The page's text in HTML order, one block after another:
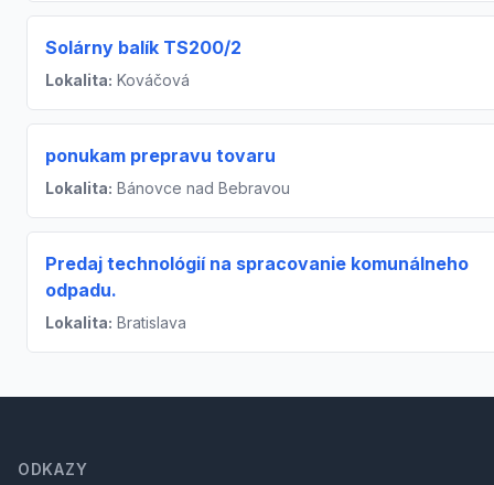
Solárny balík TS200/2
Lokalita: Kováčová
ponukam prepravu tovaru
Lokalita: Bánovce nad Bebravou
Predaj technológií na spracovanie komunálneho
odpadu.
Lokalita: Bratislava
ODKAZY